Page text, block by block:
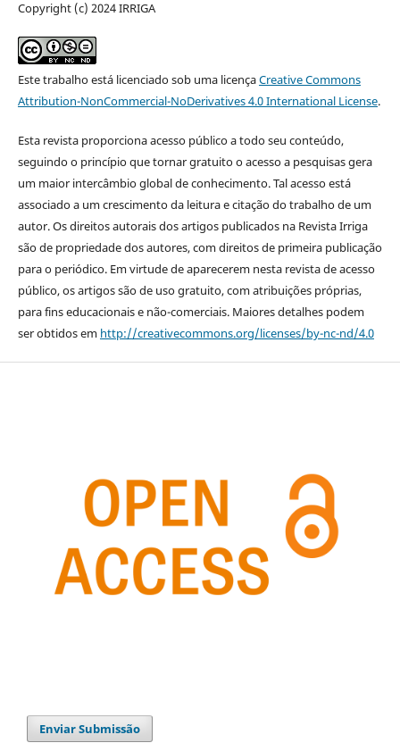
Copyright (c) 2024 IRRIGA
Este trabalho está licenciado sob uma licençaCreative Commons
Attribution-NonCommercial-NoDerivatives 4.0 International License.
Esta revista proporciona acesso público a todo seu conteúdo,
seguindo o princípio que tornar gratuito o acesso a pesquisas gera
um maior intercâmbio global de conhecimento. Tal acesso está
associado a um crescimento da leitura e citação do trabalho de um
autor. Os direitos autorais dos artigos publicados na Revista Irriga
são de propriedade dos autores, com direitos de primeira publicação
para o periódico. Em virtude de aparecerem nesta revista de acesso
público, os artigos são de uso gratuito, com atribuições próprias,
para fins educacionais e não-comerciais. Maiores detalhes podem
ser obtidos em http://creativecommons.org/licenses/by-nc-nd/4.0
Enviar Submissão